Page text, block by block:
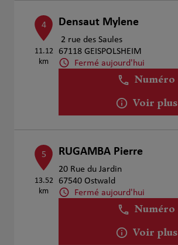
4
11.12
km
Densaut Mylene
2 rue des Saules
67118 GEISPOLSHEIM
Fermé aujourd'hui
Numéro
Voir plus
5
13.52
km
RUGAMBA Pierre
20 Rue du Jardin
67540 Ostwald
Fermé aujourd'hui
Numéro
Voir plus